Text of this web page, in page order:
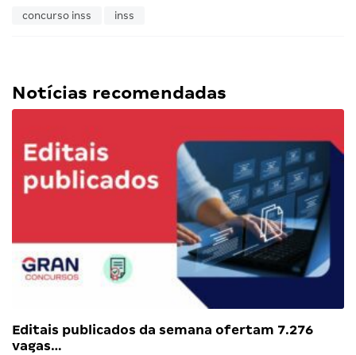
concurso inss inss
Notícias recomendadas
Editais publicados da semana ofertam 7.276
vagas…